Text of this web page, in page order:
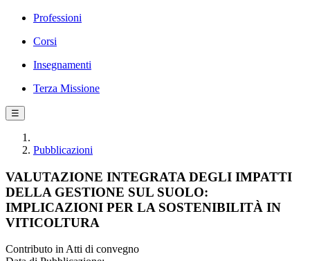
Professioni
Corsi
Insegnamenti
Terza Missione
☰
Pubblicazioni
VALUTAZIONE INTEGRATA DEGLI IMPATTI
DELLA GESTIONE SUL SUOLO:
IMPLICAZIONI PER LA SOSTENIBILITÀ IN
VITICOLTURA
Contributo in Atti di convegno